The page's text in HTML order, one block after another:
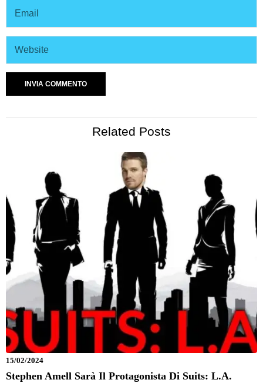
Related Posts
15/02/2024
Stephen Amell Sarà Il Protagonista Di Suits: L.A.